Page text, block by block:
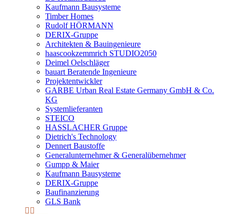
Kaufmann Bausysteme
Timber Homes
Rudolf HÖRMANN
DERIX-Gruppe
Architekten & Bauingenieure
haascookzemmrich STUDIO2050
Deimel Oelschläger
bauart Beratende Ingenieure
Projektentwickler
GARBE Urban Real Estate Germany GmbH & Co.
KG
Systemlieferanten
STEICO
HASSLACHER Gruppe
Dietrich's Technology
Dennert Baustoffe
Generalunternehmer & Generalübernehmer
Gumpp & Maier
Kaufmann Bausysteme
DERIX-Gruppe
Baufinanzierung
GLS Bank